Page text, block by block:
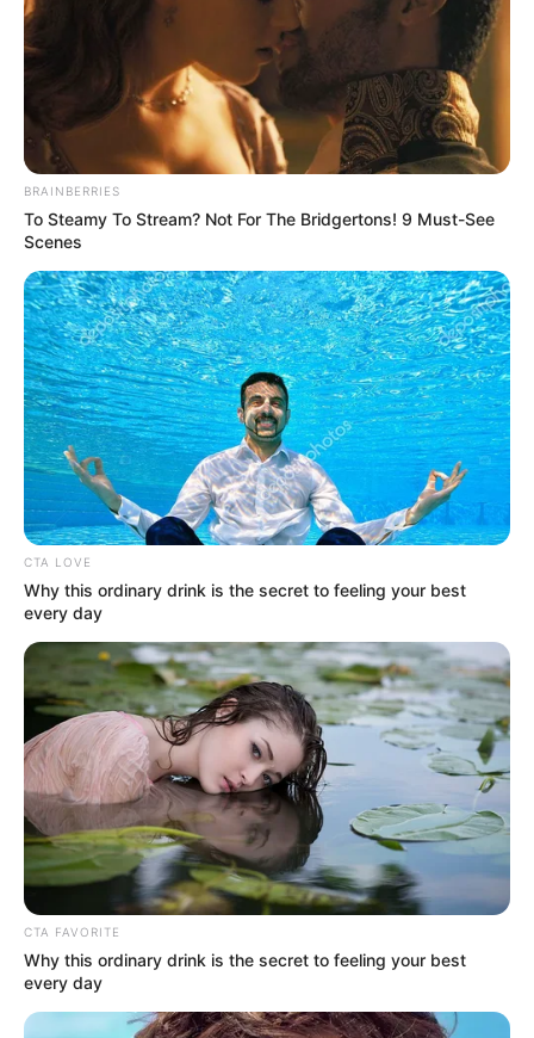
ΣΠΑΜΕ ΤΟ ΜΑΤΡΙΞ – ΤΟ ΒΙΒΛΙΟ
BRAINBERRIES
To Steamy To Stream? Not For The Bridgertons! 9 Must-See
Scenes
CTA LOVE
Why this ordinary drink is the secret to feeling your best
every day
CTA FAVORITE
Why this ordinary drink is the secret to feeling your best
every day